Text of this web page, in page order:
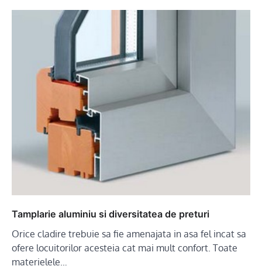
Tamplarie aluminiu si diversitatea de preturi
Orice cladire trebuie sa fie amenajata in asa fel incat sa
ofere locuitorilor acesteia cat mai mult confort. Toate
materielele…